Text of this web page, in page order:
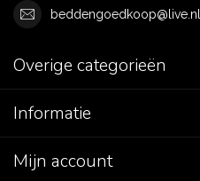
beddengoedkoop@live.nl
Overige categorieën
Informatie
Mijn account